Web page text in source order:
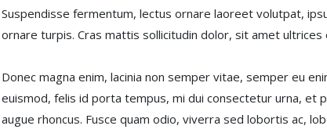
Suspendisse fermentum, lectus ornare laoreet volutpat,
ornare turpis. Cras mattis sollicitudin dolor, sit amet
Donec magna enim, lacinia non semper vitae, semper eu
euismod, felis id porta tempus, mi dui consectetur urna, et
augue rhoncus. Fusce quam odio, viverra sed lobortis ac,